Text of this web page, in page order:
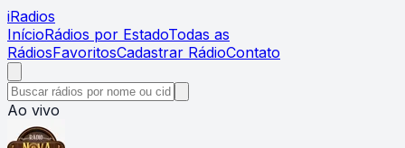
iRadios
InícioRádios por EstadoTodas as
RádiosFavoritosCadastrar RádioContato
Ao vivo